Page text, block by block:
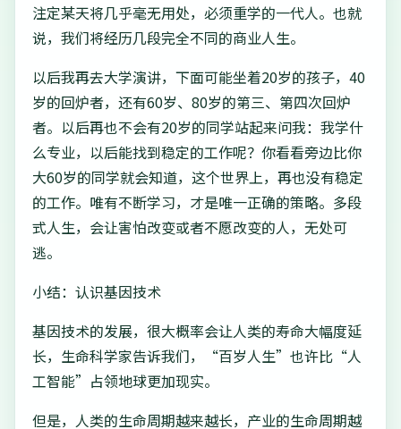
注定某天将几乎毫无用处，必须重学的一代人。也就
说，我们将经历几段完全不同的商业人生。
以后我再去大学演讲，下面可能坐着20岁的孩子，40
岁的回炉者，还有60岁、80岁的第三、第四次回炉
者。以后再也不会有20岁的同学站起来问我：我学什
么专业，以后能找到稳定的工作呢？你看看旁边比你
大60岁的同学就会知道，这个世界上，再也没有稳定
的工作。唯有不断学习，才是唯一正确的策略。多段
式人生，会让害怕改变或者不愿改变的人，无处可
逃。
小结：认识基因技术
基因技术的发展，很大概率会让人类的寿命大幅度延
长，生命科学家告诉我们，“百岁人生”也许比“人
工智能”占领地球更加现实。
但是，人类的生命周期越来越长，产业的生命周期越